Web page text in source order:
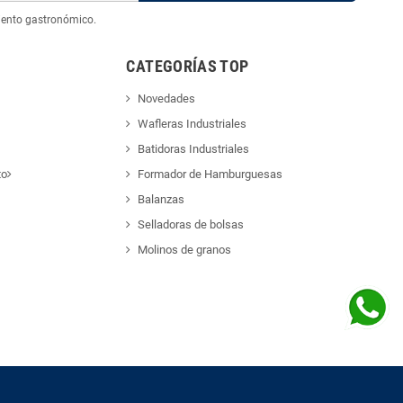
gastronómico.
CATEGORÍAS TOP
Novedades
Wafleras Industriales
Batidoras Industriales
Formador de Hamburguesas
Balanzas
Selladoras de bolsas
Molinos de granos